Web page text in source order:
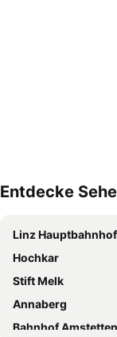
Entdecke
Linz Hauptbahnhof
Hochkar
Stift Melk
Annaberg
Bahnhof Amstetten